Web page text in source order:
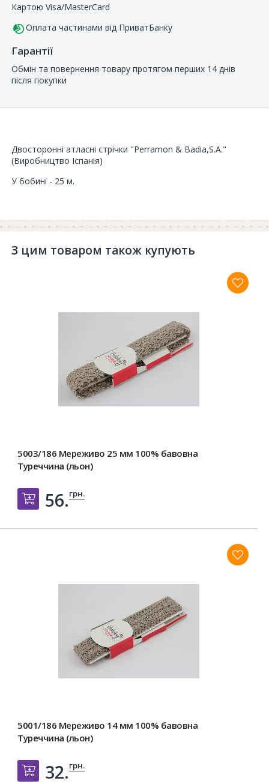
Картою Visa/MasterCard
Оплата частинами від ПриватБанку
Гарантії
Обмін та повернення товару протягом перших 14 днів
після покупки
Двосторонні атласні стрічки "Perramon & Badia,S.A."
(Виробництво Іспанія)
У бобині - 25 м.
З цим товаром також купують
5003/186 Мереживо 25 мм 100% бавовна
Туреччина (льон)
Добавить в корзину
56.грн.
5001/186 Мереживо 14 мм 100% бавовна
Туреччина (льон)
Добавить в корзину
32.грн.